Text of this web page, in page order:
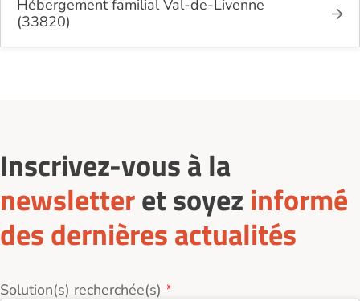
Hébergement familial Val-de-Livenne
(33820)
Inscrivez-vous à la
newsletteret soyez informé
des dernières actualités
Solution(s) recherchée(s)